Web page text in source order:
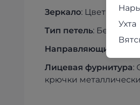
Зеркало: Цвет
Тип петель: Без
Направляющие
:
Лицевая фурнитура:
крючки
Ухта